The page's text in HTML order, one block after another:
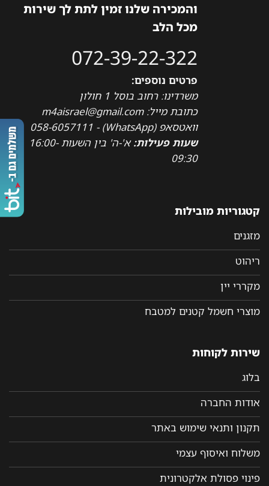
והמכירה שלנו זמין לתת לך שירות
מכל הלב
072-39-22-322
פרטים נוספים:
משרדינו: רחוב בוסל 1 חולון
כתובת מייל: m4aisrael@gmail.com
וואטסאפ (WhatsApp) - 058-6057111
שעות פעילות:
א'-ה' בין השעות 16:00-
09:30
קטגוריות מובילות
מזגנים
ריהוט
מקררי יין
מוצרי חשמל קטנים למטבח
שירות לקוחות
בלוג
אודות החברה
תקנון ותנאי שימוש באתר
משלוח ואיסוף עצמי
פינוי פסולת אלקטרונית